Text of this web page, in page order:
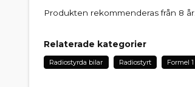
Produkten rekommenderas från 8 år.
Relaterade kategorier
Radiostyrda bilar Radiostyrt Formel 1